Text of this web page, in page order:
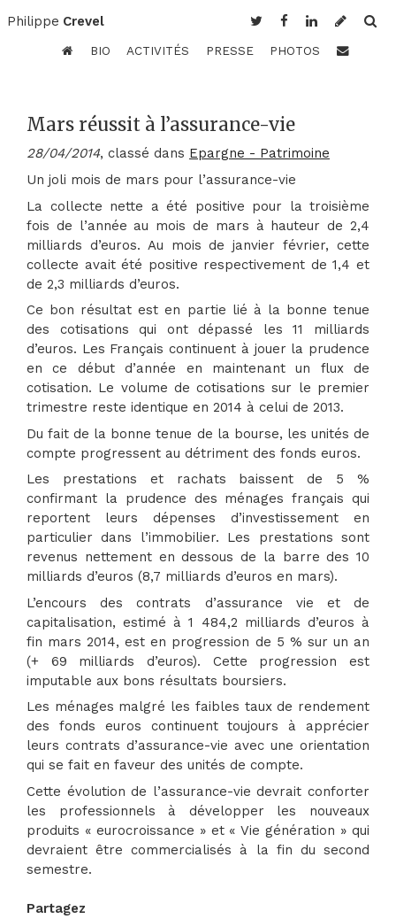
Philippe Crevel
BIO ACTIVITÉS PRESSE PHOTOS
Mars réussit à l’assurance-vie
28/04/2014, classé dans Epargne - Patrimoine
Un joli mois de mars pour l’assurance-vie
La collecte nette a été positive pour la troisième
fois de l’année au mois de mars à hauteur de 2,4
milliards d’euros. Au mois de janvier février, cette
collecte avait été positive respectivement de 1,4 et
de 2,3 milliards d’euros.
Ce bon résultat est en partie lié à la bonne tenue
des cotisations qui ont dépassé les 11 milliards
d’euros. Les Français continuent à jouer la prudence
en ce début d’année en maintenant un flux de
cotisation. Le volume de cotisations sur le premier
trimestre reste identique en 2014 à celui de 2013.
Du fait de la bonne tenue de la bourse, les unités de
compte progressent au détriment des fonds euros.
Les prestations et rachats baissent de 5 %
confirmant la prudence des ménages français qui
reportent leurs dépenses d’investissement en
particulier dans l’immobilier. Les prestations sont
revenus nettement en dessous de la barre des 10
milliards d’euros (8,7 milliards d’euros en mars).
L’encours des contrats d’assurance vie et de
capitalisation, estimé à 1 484,2 milliards d’euros à
fin mars 2014, est en progression de 5 % sur un an
(+ 69 milliards d’euros). Cette progression est
imputable aux bons résultats boursiers.
Les ménages malgré les faibles taux de rendement
des fonds euros continuent toujours à apprécier
leurs contrats d’assurance-vie avec une orientation
qui se fait en faveur des unités de compte.
Cette évolution de l’assurance-vie devrait conforter
les professionnels à développer les nouveaux
produits « eurocroissance » et « Vie génération » qui
devraient être commercialisés à la fin du second
semestre.
Partagez